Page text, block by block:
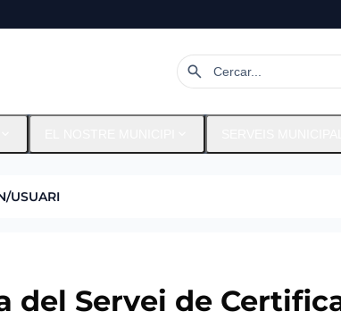
search
USUARI
del Servei de